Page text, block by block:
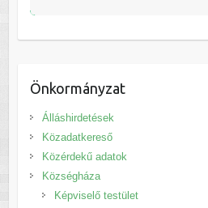
Önkormányzat
Álláshirdetések
Közadatkereső
Közérdekű adatok
Községháza
Képviselő testület